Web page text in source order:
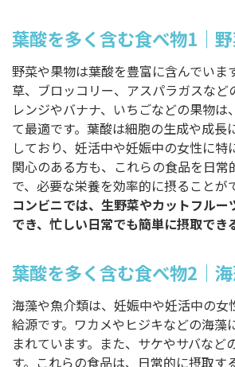
葉酸を多く含む食べ物1｜
野菜や果物は葉酸を豊富に含んでいま
草、ブロッコリー、アスパラガスなど
レンジやバナナ、いちごなどの果物は
て最適です。葉酸は細胞の生成や成長
しており、妊活中や妊娠中の女性に特
関心のある方も、これらの食品を日常
で、必要な栄養を効率的に摂ることが
コンビニでは、生野菜やカットフル
でき、忙しい日常でも簡単に摂取でき
葉酸を多く含む食べ物2｜
海藻や魚介類は、妊娠中や妊活中の女
給源です。ワカメやヒジキなどの海藻
まれています。また、サケやサバなど
す。これらの食品は、日常的に摂取す